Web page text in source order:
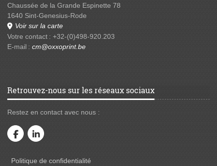
Chaussée de la Grande Espinette 78
1640 Sint-Genesius-Rode
Voir sur la carte
Votre contact : +32-(0)498-920.203
E-mail : cm@oxxoprint.be
Retrouvez-nous sur les réseaux sociaux
Restez en contact avec nous :
Politique de confidentialité
Politique de confidentialité